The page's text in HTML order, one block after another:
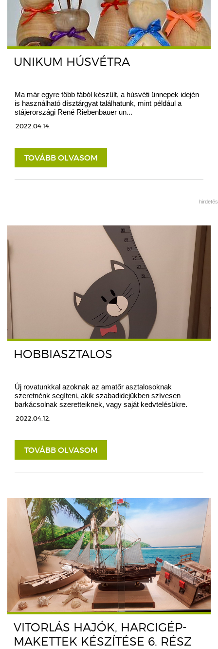
UNIKUM HÚSVÉTRA
Ma már egyre több fából készült, a húsvéti ünnepek idején
is használható dísztárgyat találhatunk, mint például a
stájerországi René Riebenbauer un...
2022.04.14.
TOVÁBB OLVASOM
hirdetés
HOBBIASZTALOS
Új rovatunkkal azoknak az amatőr asztalosoknak
szeretnénk segíteni, akik szabadidejükben szívesen
barkácsolnak szeretteiknek, vagy saját kedvtelésükre.
2022.04.12.
TOVÁBB OLVASOM
VITORLÁS HAJÓK, HARCIGÉP-
MAKETTEK KÉSZÍTÉSE 6. RÉSZ